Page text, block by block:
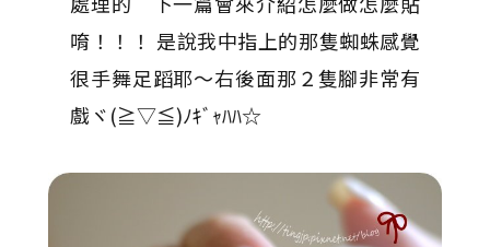
唷！！！ 是說我中指上的那隻蜘蛛感覺
很手舞足蹈耶～右後面那２隻腳非常有
戲ヾ(≧▽≦)ﾉｷﾞｬﾊﾊ☆